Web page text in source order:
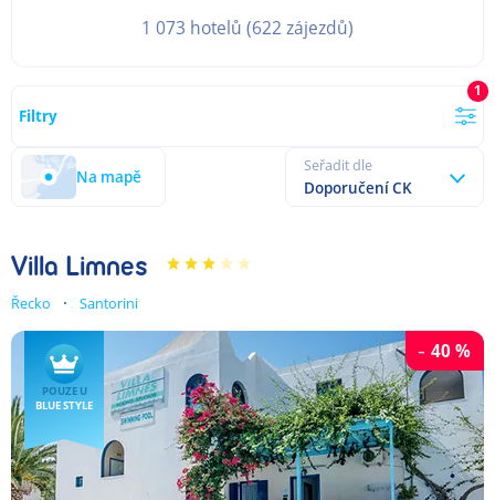
1 073 hotelů (622 zájezdů)
Filtry
1
Na mapě
Seřadit dle
Doporučení CK
Villa Limnes
Řecko Santorini
- 40%
POUZE U
BLUE STYLE